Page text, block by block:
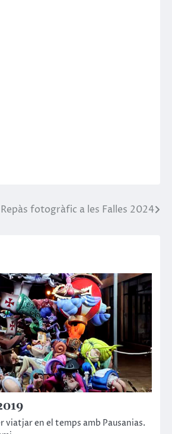
Repàs fotogràfic a les Falles 2024
viatjar en el temps amb Pausanias.